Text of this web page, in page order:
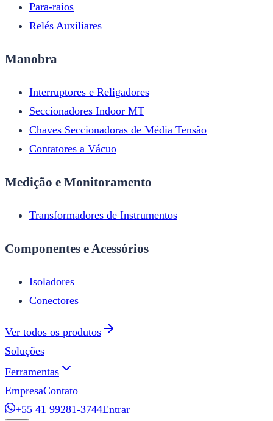
Para-raios
Relés Auxiliares
Manobra
Interruptores e Religadores
Seccionadores Indoor MT
Chaves Seccionadoras de Média Tensão
Contatores a Vácuo
Medição e Monitoramento
Transformadores de Instrumentos
Componentes e Acessórios
Isoladores
Conectores
Ver todos os produtos
Soluções
Ferramentas
EmpresaContato
+55 41 99281-3744Entrar